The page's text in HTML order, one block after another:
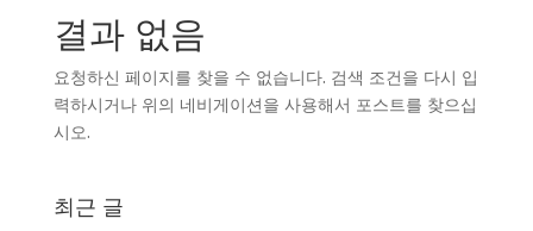
결과 없음
요청하신 페이지를 찾을 수 없습니다. 검색 조건을 다시 입
력하시거나 위의 네비게이션을 사용해서 포스트를 찾으십
시오.
최근 글